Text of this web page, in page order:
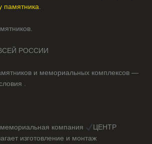
памятника
РОССИИ
и мемориальных комплексов —
.
компания
ЦЕНТР
изготовление и монтаж